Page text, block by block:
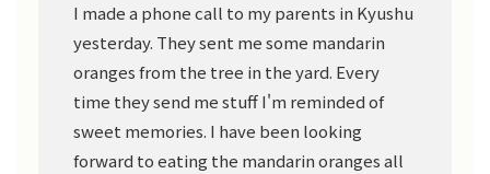
I made a phone call to my parents in Kyushu
yesterday. They sent me some mandarin
oranges from the tree in the yard. Every
time they send me stuff I'm reminded of
sweet memories. I have been looking
forward to eating the mandarin oranges all